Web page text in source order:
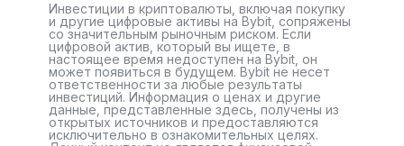
Инвестиции в криптовалюты, включая покупку
и другие цифровые активы на Bybit, сопряжены
со значительным рыночным риском. Если
цифровой актив, который вы ищете, в
настоящее время недоступен на Bybit, он
может появиться в будущем. Bybit не несет
ответственности за любые результаты
инвестиций. Информация о ценах и другие
данные, представленные здесь, получены из
открытых источников и предоставляются
исключительно в ознакомительных целях.